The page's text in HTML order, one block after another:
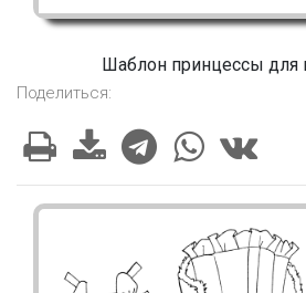
Шаблон принцессы для
Поделиться: